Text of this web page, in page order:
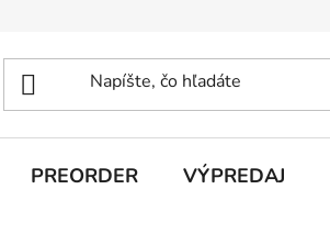
PREORDER VÝPREDAJ